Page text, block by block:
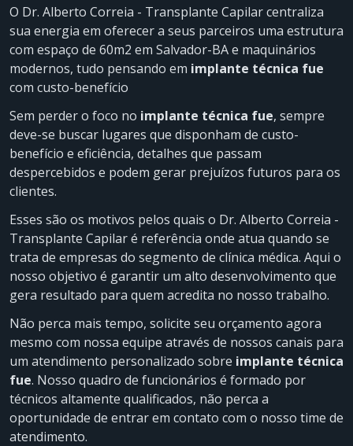
O Dr. Alberto Correia - Transplante Capilar centraliza
sua energia em oferecer a seus parceiros uma estrutura
com espaço de 60m2 em Salvador-BA e maquinários
modernos, tudo pensando em implante técnica fue
com custo-benefício
Sem perder o foco no implante técnica fue, sempre
deve-se buscar lugares que disponham de custo-
benefício e eficiência, detalhes que passam
despercebidos e podem gerar prejuízos futuros para os
clientes.
Esses são os motivos pelos quais o Dr. Alberto Correia -
Transplante Capilar é referência onde atua quando se
trata de empresas do segmento de clínica médica. Aqui o
nosso objetivo é garantir um alto desenvolvimento que
gera resultado para quem acredita no nosso trabalho.
Não perca mais tempo, solicite seu orçamento agora
mesmo com nossa equipe através de nossos canais para
um atendimento personalizado sobre implante técnica
fue. Nosso quadro de funcionários é formado por
técnicos altamente qualificados, não perca a
oportunidade de entrar em contato com o nosso time de
atendimento.